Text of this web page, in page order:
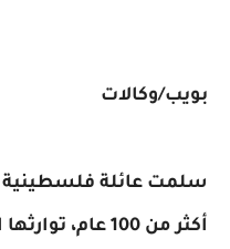
بويب/وكالات
سلمت عائلة فلسطينية
أكثر من 100 عام،